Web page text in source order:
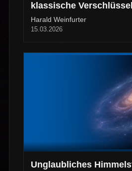
klassische
Harald Weinfurter
15.03.2026
Unglaubliches